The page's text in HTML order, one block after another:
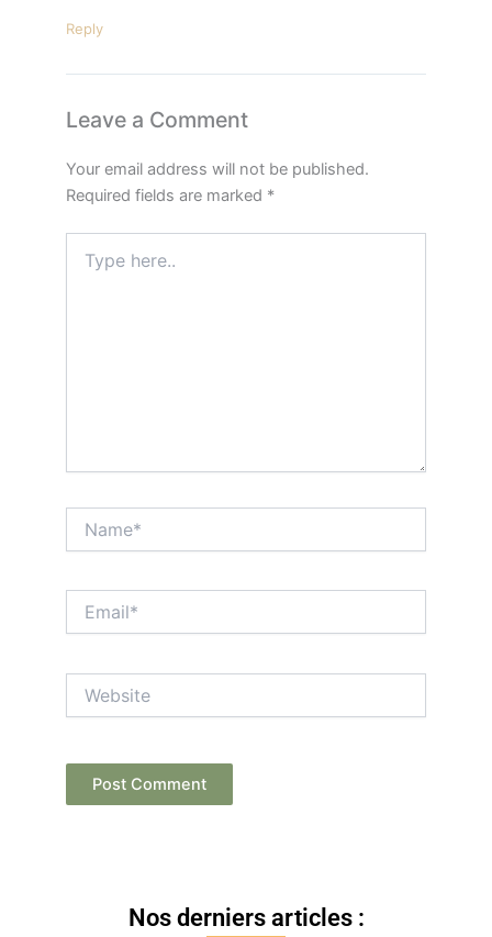
Reply
Leave a Comment
Your email address will not be published.
Required fields are marked *
here..
Nos derniers articles :